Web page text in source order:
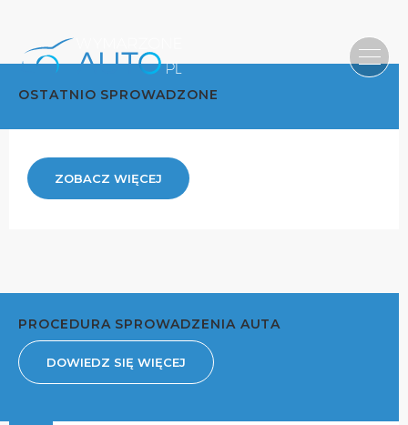
OSTATNIO SPROWADZONE
ZOBACZ WIĘCEJ
PROCEDURA SPROWADZENIA AUTA
DOWIEDZ SIĘ WIĘCEJ